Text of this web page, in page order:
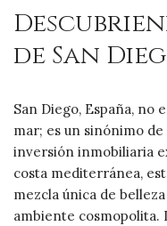
de San
San Diego, España, no
mar; es un sinónimo
inversión inmobiliaria
costa mediterránea,
mezcla única de
ambiente cosmopolita.